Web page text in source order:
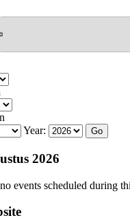
Year:
2026
events scheduled during